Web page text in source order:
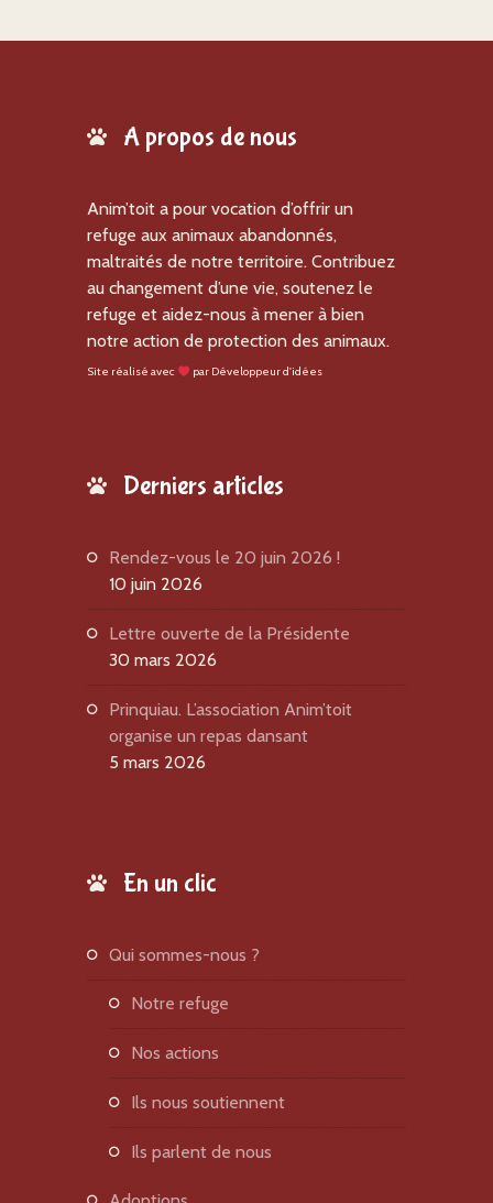
A propos de nous
Anim’toit a pour vocation d’offrir un
refuge aux animaux abandonnés,
maltraités de notre territoire. Contribuez
au changement d’une vie, soutenez le
refuge et aidez-nous à mener à bien
notre action de protection des animaux.
Site réalisé avec par Développeur d'idées
Derniers articles
Rendez-vous le 20 juin 2026 !
10 juin 2026
Lettre ouverte de la Présidente
30 mars 2026
Prinquiau. L’association Anim’toit
organise un repas dansant
5 mars 2026
En un clic
qui sommes-nous ?
notre refuge
nos actions
ils nous soutiennent
ils parlent de nous